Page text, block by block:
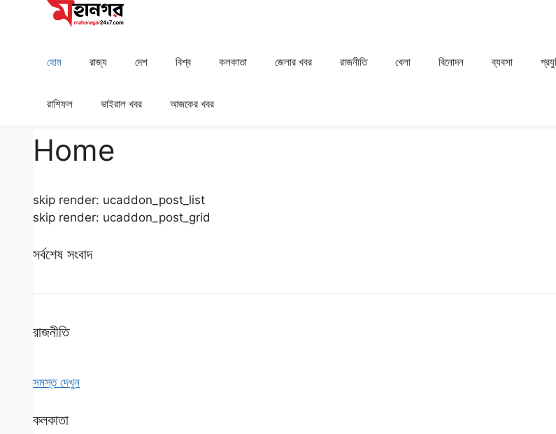
হোম রাজ্য দেশ ⁠বিশ্ব কলকাতা ⁠⁠জেলার খবর রাজনীতি খেলা ⁠বিনোদন ব্যবসা
রাশিফল ⁠⁠ভাইরাল খবর আজকের খবর
Home
skip render: ucaddon_post_list
skip render: ucaddon_post_grid
সর্বশেষ সংবাদ
রাজনীতি
সমস্ত দেখুন
কলকাতা